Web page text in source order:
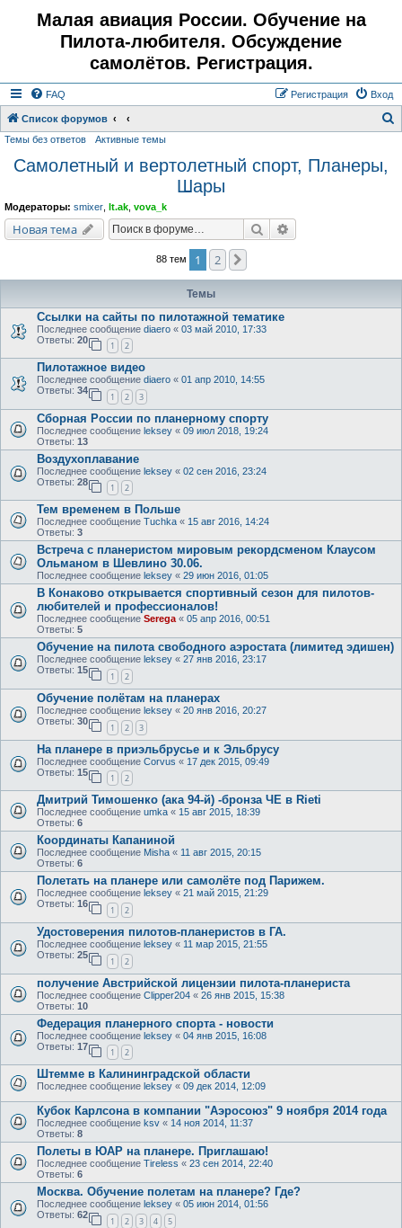
Малая авиация России. Обучение на
Пилота-любителя. Обсуждение
самолётов. Регистрация.
FAQ Вход
Регистрация
Список форумов
Темы без ответов Активные темы
Самолетный и вертолетный спорт, Планеры,
Шары
Модераторы: smixer lt.ak vova_k
Новая тема Поиск
88 тем 1 2
Темы
Ссылки на сайты по пилотажной тематике
Последнее сообщение diaero « 03 май 2010, 17:33
Ответы: 20
1 2
Пилотажное видео
Последнее сообщение diaero « 01 апр 2010, 14:55
Ответы: 34
1 2 3
Сборная России по планерному спорту
Последнее сообщение leksey « 09 июл 2018, 19:24
Ответы: 13
Воздухоплавание
Последнее сообщение leksey « 02 сен 2016, 23:24
Ответы: 28
1 2
Тем временем в Польше
Последнее сообщение Tuchka « 15 авг 2016, 14:24
Ответы: 3
Встреча с планеристом мировым рекордсменом Клаусом
Ольманом в Шевлино 30.06.
Последнее сообщение leksey « 29 июн 2016, 01:05
В Конаково открывается спортивный сезон для пилотов-
любителей и профессионалов!
Последнее сообщение Serega« 05 апр 2016, 00:51
Ответы: 5
Обучение на пилота свободного аэростата (лимитед эдишен)
Последнее сообщение leksey « 27 янв 2016, 23:17
Ответы: 15
1 2
Обучение полётам на планерах
Последнее сообщение leksey « 20 янв 2016, 20:27
Ответы: 30
1 2 3
На планере в приэльбрусье и к Эльбрусу
Последнее сообщение Corvus « 17 дек 2015, 09:49
Ответы: 15
1 2
Дмитрий Тимошенко (ака 94-й) -бронза ЧЕ в Rieti
Последнее сообщение umka « 15 авг 2015, 18:39
Ответы: 6
Координаты Капаниной
Последнее сообщение Misha « 11 авг 2015, 20:15
Ответы: 6
Полетать на планере или самолёте под Парижем.
Последнее сообщение leksey « 21 май 2015, 21:29
Ответы: 16
1 2
Удостоверения пилотов-планеристов в ГА.
Последнее сообщение leksey « 11 мар 2015, 21:55
Ответы: 25
1 2
получение Австрийской лицензии пилота-планериста
Последнее сообщение Clipper204 « 26 янв 2015, 15:38
Ответы: 10
Федерация планерного спорта - новости
Последнее сообщение leksey « 04 янв 2015, 16:08
Ответы: 17
1 2
Штемме в Калининградской области
Последнее сообщение leksey « 09 дек 2014, 12:09
Кубок Карлсона в компании "Аэросоюз" 9 ноября 2014 года
Последнее сообщение ksv « 14 ноя 2014, 11:37
Ответы: 8
Полеты в ЮАР на планере. Приглашаю!
Последнее сообщение Tireless « 23 сен 2014, 22:40
Ответы: 6
Москва. Обучение полетам на планере? Где?
Последнее сообщение leksey « 05 июн 2014, 01:56
Ответы: 62
1 2 3 4 5